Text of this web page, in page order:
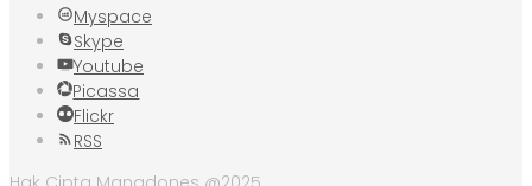
Myspace
Skype
Youtube
Picassa
Flickr
RSS